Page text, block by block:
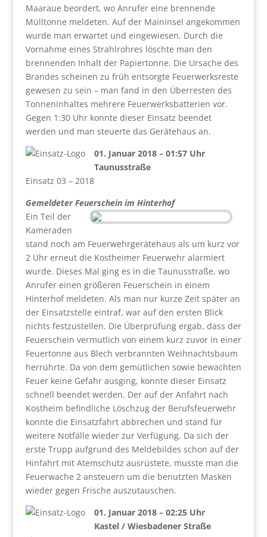
Maaraue beordert, wo Anrufer eine brennende
Mülltonne meldeten. Auf der Maininsel angekommen
wurde man erwartet und eingewiesen. Durch die
Vornahme eines Strahlrohres löschte man den
brennenden Inhalt der Papiertonne. Die Ursache des
Brandes scheinen zu früh entsorgte Feuerwerksreste
gewesen zu sein – man fand in den Überresten des
Tonneninhaltes mehrere Feuerwerksbatterien vor.
Gegen 1:30 Uhr konnte dieser Einsatz beendet
werden und man steuerte das Gerätehaus an.
01. Januar 2018 – 01:57 Uhr
Taunusstraße
Einsatz 03 – 2018
Gemeldeter Feuerschein im Hinterhof
Ein Teil der
Kameraden
stand noch am Feuerwehrgerätehaus als um kurz vor
2 Uhr erneut die Kostheimer Feuerwehr alarmiert
wurde. Dieses Mal ging es in die Taunusstraße, wo
Anrufer einen größeren Feuerschein in einem
Hinterhof meldeten. Als man nur kurze Zeit später an
der Einsatzstelle eintraf, war auf den ersten Blick
nichts festzustellen. Die Überprüfung ergab, dass der
Feuerschein vermutlich von einem kurz zuvor in einer
Feuertonne aus Blech verbrannten Weihnachtsbaum
herrührte. Da von dem gemütlichen sowie bewachten
Feuer keine Gefahr ausging, konnte dieser Einsatz
schnell beendet werden. Der auf der Anfahrt nach
Kostheim befindliche Löschzug der Berufsfeuerwehr
konnte die Einsatzfahrt abbrechen und stand für
weitere Notfälle wieder zur Verfügung. Da sich der
erste Trupp aufgrund des Meldebildes schon auf der
Hinfahrt mit Atemschutz ausrüstete, musste man die
Feuerwache 2 ansteuern um die benutzten Masken
wieder gegen Frische auszutauschen.
01. Januar 2018 – 02:25 Uhr
Kastel / Wiesbadener Straße